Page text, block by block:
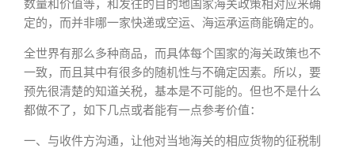
数量和价值等，和发往的目的地国家海关政策相对应来确
定的，而并非哪一家快递或空运、海运承运商能确定的。
全世界有那么多种商品，而具体每个国家的海关政策也不
一致，而且其中有很多的随机性与不确定因素。所以，要
预先很清楚的知道关税，基本是不可能的。但也不是什么
都做不了，如下几点或者能有一点参考价值：
一、与收件方沟通，让他对当地海关的相应货物的征税制